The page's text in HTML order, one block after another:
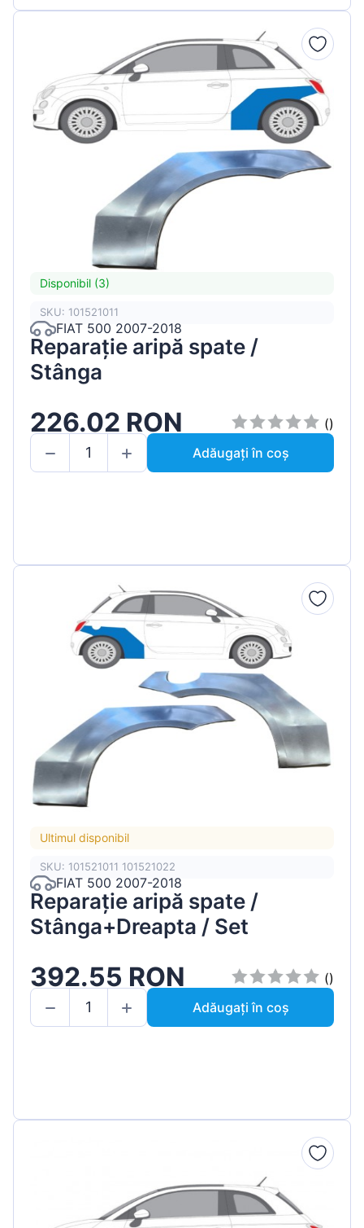
Disponibil (3)
SKU: 101521011
FIAT 500 2007-2018
Reparație aripă spate /
Stânga
226.02 RON
()
Adăugați în coș
Ultimul disponibil
SKU: 101521011 101521022
FIAT 500 2007-2018
Reparație aripă spate /
Stânga+Dreapta / Set
392.55 RON
()
Adăugați în coș